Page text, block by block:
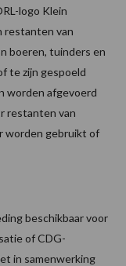
logo Klein
restanten van
boeren, tuinders en
te zijn gespoeld
worden afgevoerd
restanten van
worden gebruikt of
beschikbaar voor
of CDG-
in samenwerking